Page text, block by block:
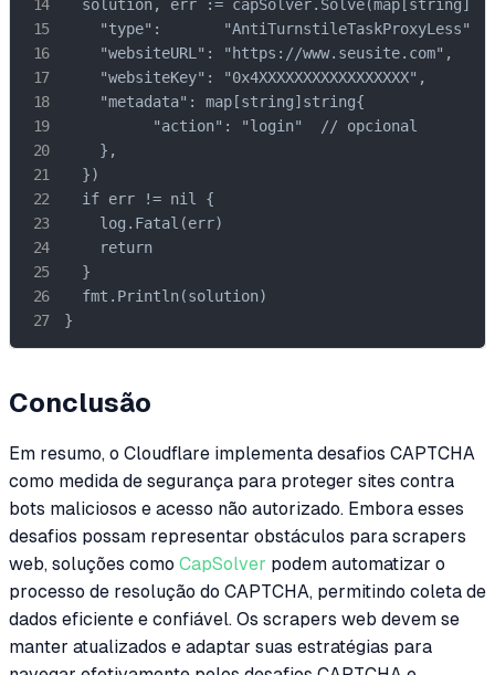
solution, err :=
    "type":       "AntiTurnstileTaskProxyLess",
    "websiteURL": "https://www.seusite.com",
    "websiteKey": "0x4XXXXXXXXXXXXXXXXX",
    "metadata": map[string]string{
    },
  })
  if err != nil {
    log.Fatal(err)
    return
  }
  fmt.Println(solution)
}
Conclusão
Em resumo, o Cloudflare implementa desafios CAPTCHA
como medida de segurança para proteger sites contra
bots maliciosos e acesso não autorizado. Embora esses
desafios possam representar obstáculos para scrapers
web, soluções como CapSolver podem automatizar o
processo de resolução do CAPTCHA, permitindo coleta de
dados eficiente e confiável. Os scrapers web devem se
manter atualizados e adaptar suas estratégias para